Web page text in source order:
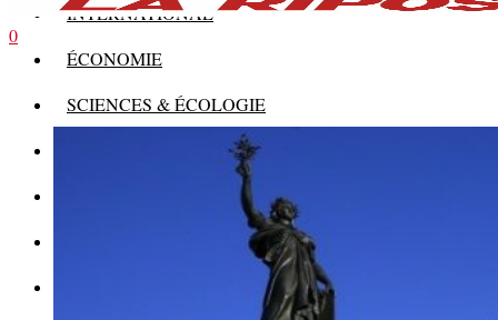
INTERNATIONAL
ÉCONOMIE
SCIENCES & ÉCOLOGIE
0